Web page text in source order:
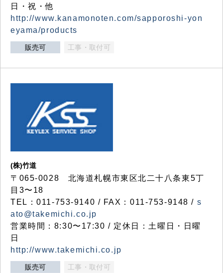
日・祝・他
http://www.kanamonoten.com/sapporoshi-yon
eyama/products
販売可 工事・取付可
(株)竹道
〒065-0028 北海道札幌市東区北二十八条東5丁
目3〜18
TEL：011-753-9140 / FAX：011-753-9148 / s
ato@takemichi.co.jp
営業時間：8:30〜17:30 / 定休日：土曜日・日曜
日
http://www.takemichi.co.jp
販売可 工事・取付可